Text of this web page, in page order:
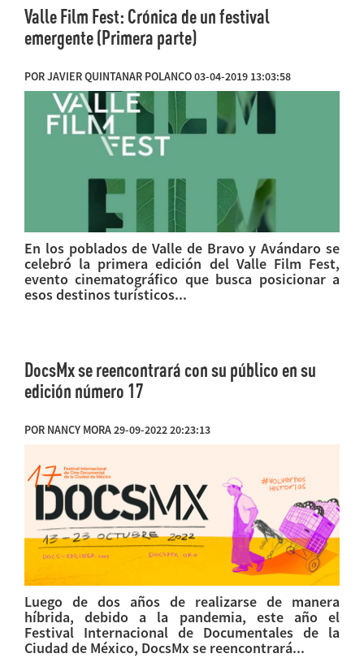
Valle Film Fest: Crónica de un festival
emergente (Primera parte)
POR JAVIER QUINTANAR POLANCO 03-04-2019 13:03:58
En los poblados de Valle de Bravo y Avándaro se
celebró la primera edición del Valle Film Fest,
evento cinematográfico que busca posicionar a
esos destinos turísticos...
DocsMx se reencontrará con su público en su
edición número 17
POR NANCY MORA 29-09-2022 20:23:13
Luego de dos años de realizarse de manera
híbrida, debido a la pandemia, este año el
Festival Internacional de Documentales de la
Ciudad de México, DocsMx se reencontrará...